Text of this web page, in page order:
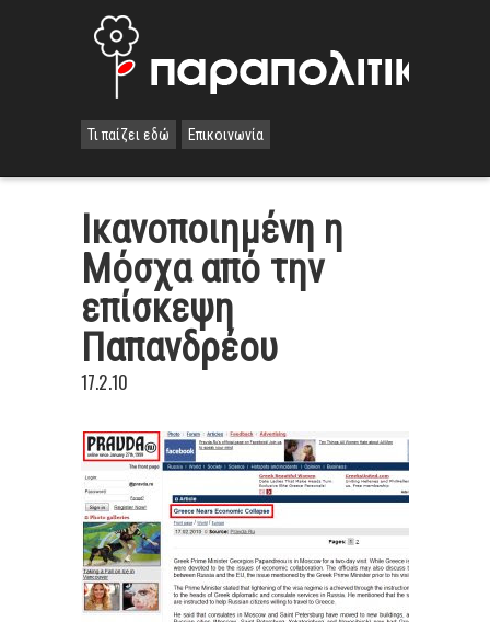
Τι παίζει εδώ Επικοινωνία
Iκανοποιημένη η
Μόσχα από την
επίσκεψη
Παπανδρέου
17.2.10